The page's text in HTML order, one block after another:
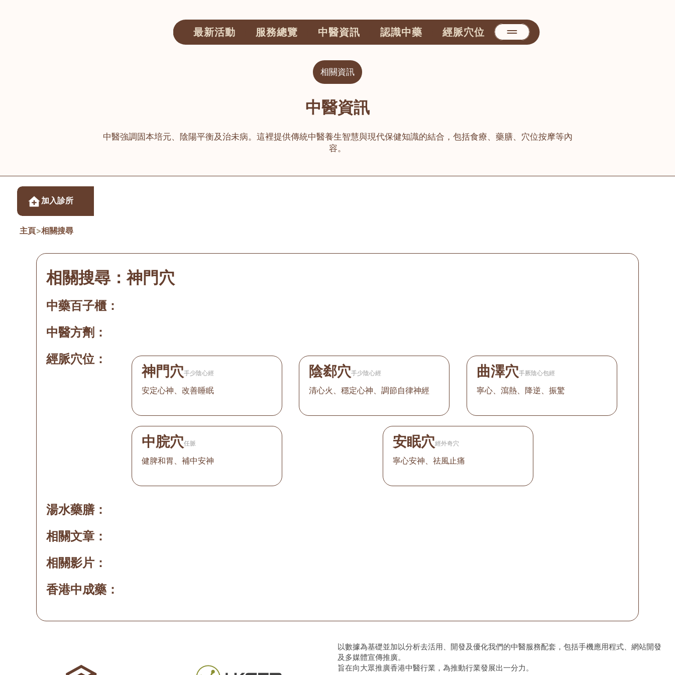
最新活動 服務總覽 中醫資訊 認識中藥 經脈穴位
相關資訊
中醫資訊
中醫強調固本培元、陰陽平衡及治未病。這裡提供傳統中醫養生智慧與現代保健知識的結合，包括食療、藥膳、穴位按摩等內
容。
加入診所
主頁>相關搜尋
相關搜尋：神門穴
中藥百子櫃：
中醫方劑：
經脈穴位：
神門穴手少陰心經
安定心神、改善睡眠
陰郄穴手少陰心經
清心火、穩定心神、調節自律神經
曲澤穴手厥陰心包經
寧心、瀉熱、降逆、振驚
中脘穴任脈
健脾和胃、補中安神
安眠穴經外奇穴
寧心安神、祛風止痛
湯水藥膳：
相關文章：
相關影片：
香港中成藥：
以數據為基礎並加以分析去活用、開發及優化我們的中醫服務配套，包括手機應用程式、網站開發
及多媒體宣傳推廣。
旨在向大眾推廣香港中醫行業，為推動行業發展出一分力。